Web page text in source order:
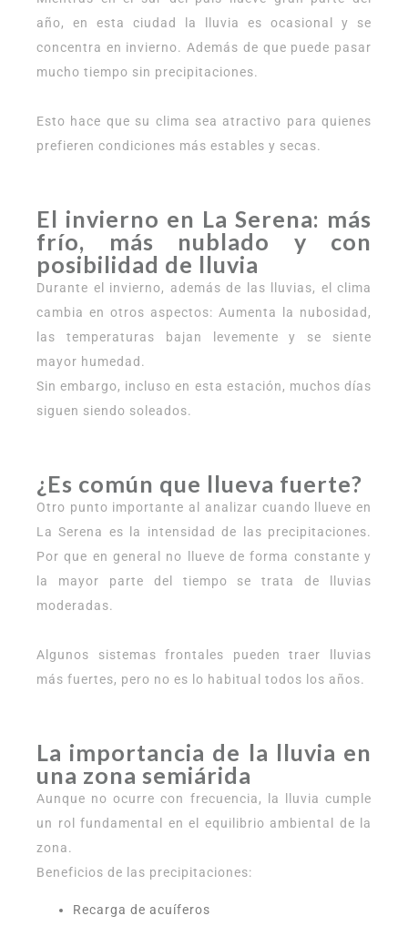
año, en esta ciudad la lluvia es ocasional y se
concentra en invierno. Además de que puede pasar
mucho tiempo sin precipitaciones.
Esto hace que su clima sea atractivo para quienes
prefieren condiciones más estables y secas.
El invierno en La Serena: más
frío, más nublado y con
posibilidad de lluvia
Durante el invierno, además de las lluvias, el clima
cambia en otros aspectos: Aumenta la nubosidad,
las temperaturas bajan levemente y se siente
mayor humedad.
Sin embargo, incluso en esta estación, muchos días
siguen siendo soleados.
¿Es común que llueva fuerte?
Otro punto importante al analizar cuando llueve en
La Serena es la intensidad de las precipitaciones.
Por que en general no llueve de forma constante y
la mayor parte del tiempo se trata de lluvias
moderadas.
Algunos sistemas frontales pueden traer lluvias
más fuertes, pero no es lo habitual todos los años.
La importancia de la lluvia en
una zona semiárida
Aunque no ocurre con frecuencia, la lluvia cumple
un rol fundamental en el equilibrio ambiental de la
zona.
Beneficios de las precipitaciones:
Recarga de acuíferos